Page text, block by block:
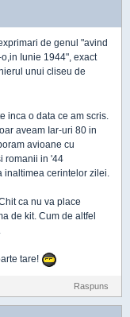
de genul "avind
Iunie 1944", exact
unui cliseu de
inca o data ce am scris.
aveam Iar-uri 80 in
avioane cu
romanii in '44
cerintelor zilei.
ca nu va place
de kit. Cum de altfel
tare!
Raspuns